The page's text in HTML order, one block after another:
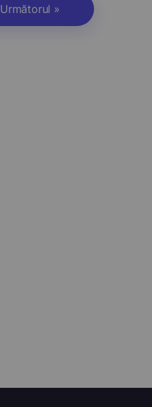
Următorul »